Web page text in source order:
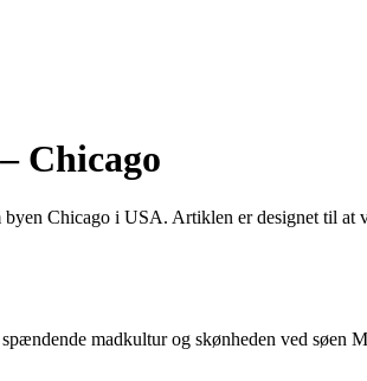
Chicago
Chicago i USA. Artiklen er designet til
madkultur og skønheden ved